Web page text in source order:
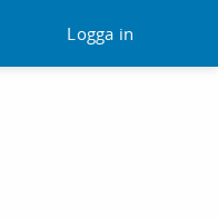
Logga in